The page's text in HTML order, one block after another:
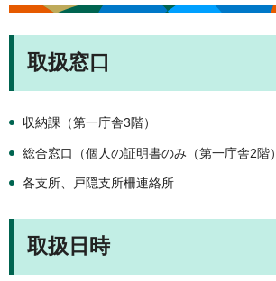
取扱窓口
収納課（第一庁舎3階）
総合窓口（個人の証明書のみ（第一庁舎2階）
各支所、戸隠支所柵連絡所
取扱日時